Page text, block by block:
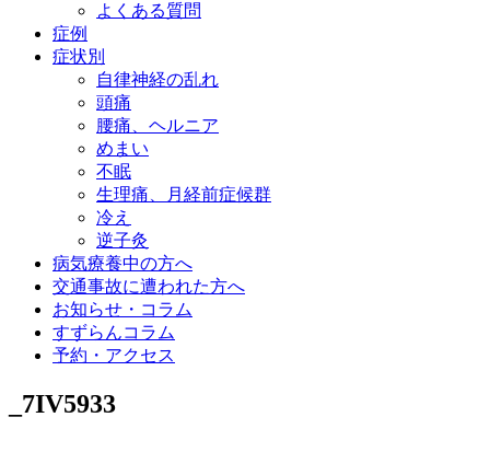
よくある質問
症例
症状別
自律神経の乱れ
頭痛
腰痛、ヘルニア
めまい
不眠
生理痛、月経前症候群
冷え
逆子灸
病気療養中の方へ
交通事故に遭われた方へ
お知らせ・コラム
すずらんコラム
予約・アクセス
_7IV5933